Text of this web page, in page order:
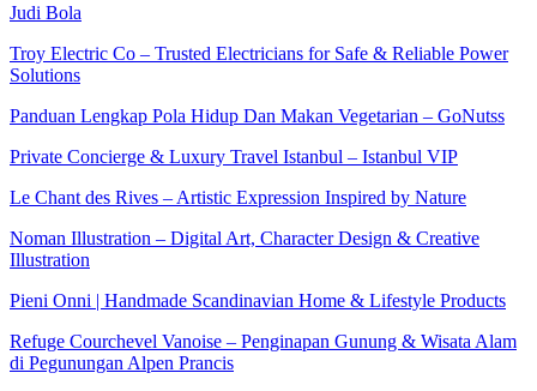
Judi Bola
Troy Electric Co – Trusted Electricians for Safe & Reliable Power
Solutions
Panduan Lengkap Pola Hidup Dan Makan Vegetarian – GoNutss
Private Concierge & Luxury Travel Istanbul – Istanbul VIP
Le Chant des Rives – Artistic Expression Inspired by Nature
Noman Illustration – Digital Art, Character Design & Creative
Illustration
Pieni Onni | Handmade Scandinavian Home & Lifestyle Products
Refuge Courchevel Vanoise – Penginapan Gunung & Wisata Alam
di Pegunungan Alpen Prancis